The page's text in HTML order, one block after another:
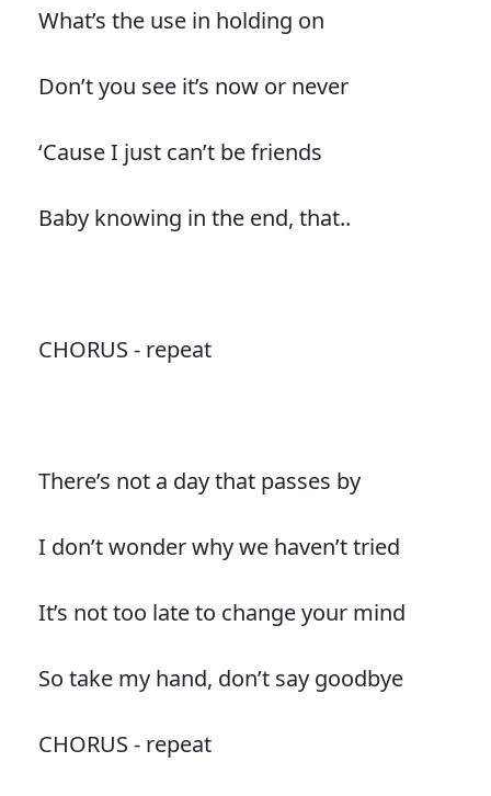
What’s the use in holding on
Don’t you see it’s now or never
‘Cause I just can’t be friends
Baby knowing in the end, that..
CHORUS - repeat
There’s not a day that passes by
I don’t wonder why we haven’t tried
It’s not too late to change your mind
So take my hand, don’t say goodbye
CHORUS - repeat